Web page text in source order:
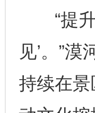
“提升
见’。”
持续在